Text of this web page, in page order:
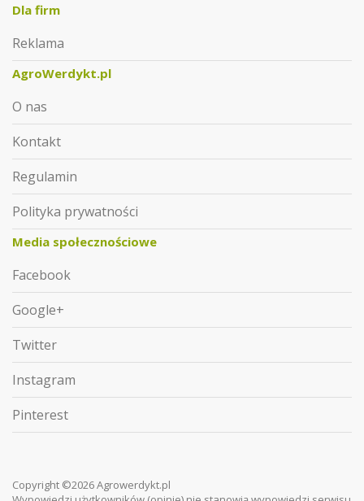
Dla firm
Reklama
AgroWerdykt.pl
O nas
Kontakt
Regulamin
Polityka prywatności
Media społecznościowe
Facebook
Google+
Twitter
Instagram
Pinterest
Copyright ©2026 Agrowerdykt.pl